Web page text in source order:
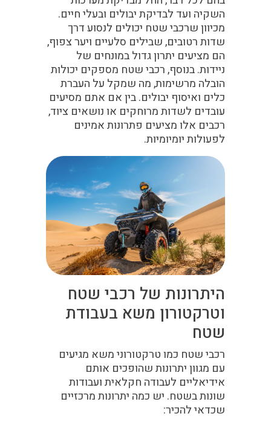
השקיה ועד לבדיקת יבולים ובעלי חיים.
מכיוון שרכבי שטח יכולים לנסוע דרך
שדות רטובים, שבילים סלעיים ויער צפוף,
הם מציעים יתרון גדול במונחים של
ניידות. בנוסף, רכבי שטח מספקים יכולות
הובלה מרשימות, מה שמקל על העברת
כלים ואיסוף יבולים. בין אם אתם מסיעים
עובדים לשדות מרוחקים או נושאים ציוד,
רכבים אלו מציעים פתרונות אמינים
לפעולות יומיומיות.
היתרונות של רכבי שטח
וטרקטורון משא בעבודת
שטח
רכבי שטח כמו טרקטורוני משא מגיעים
עם מגוון יתרונות שהופכים אותם
אידיאליים לעבודה חקלאית ועבודות
שונות בשטח. יש כמה יתרונות מרכזיים
שכדאי להכיר: